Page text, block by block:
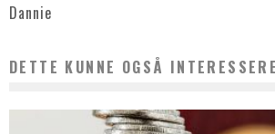
Dannie
DETTE KUNNE OGSÅ